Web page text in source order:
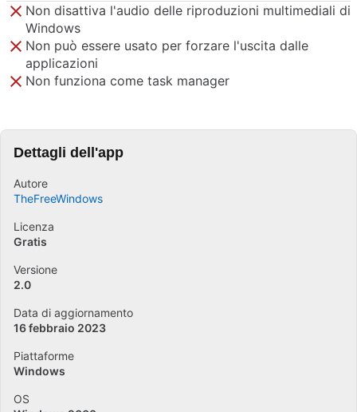
Non disattiva l'audio delle riproduzioni multimediali di
Windows
Non può essere usato per forzare l'uscita dalle
applicazioni
Non funziona come task manager
Dettagli dell'app
Autore
TheFreeWindows
Licenza
Gratis
Versione
2.0
Data di aggiornamento
16 febbraio 2023
Piattaforme
Windows
OS